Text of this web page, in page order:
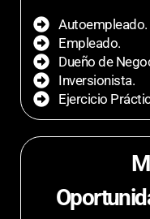
Autoempleado.
Empleado.
Dueño de
Inversionista.
Ejercicio